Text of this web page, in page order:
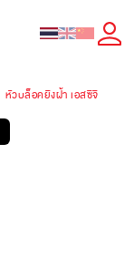
หัวบล็อคยิงฝ้า เอสซีจี